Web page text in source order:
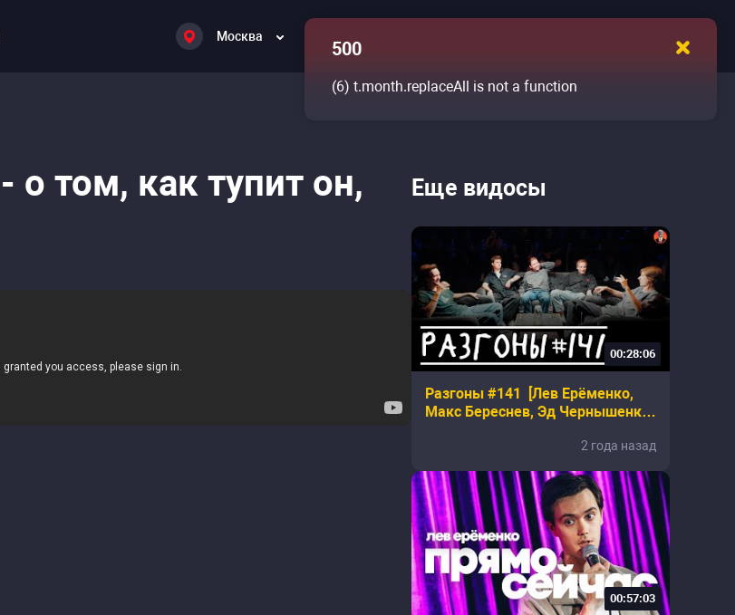
Москва
том, как тупит он,
Еще видосы
00:28:06
Разгоны #141 [Лев Ерёменко,
Макс Береснев, Эд Чернышенко,
2 года назад
00:57:03
500
(6) t.month.replaceAll is not a function